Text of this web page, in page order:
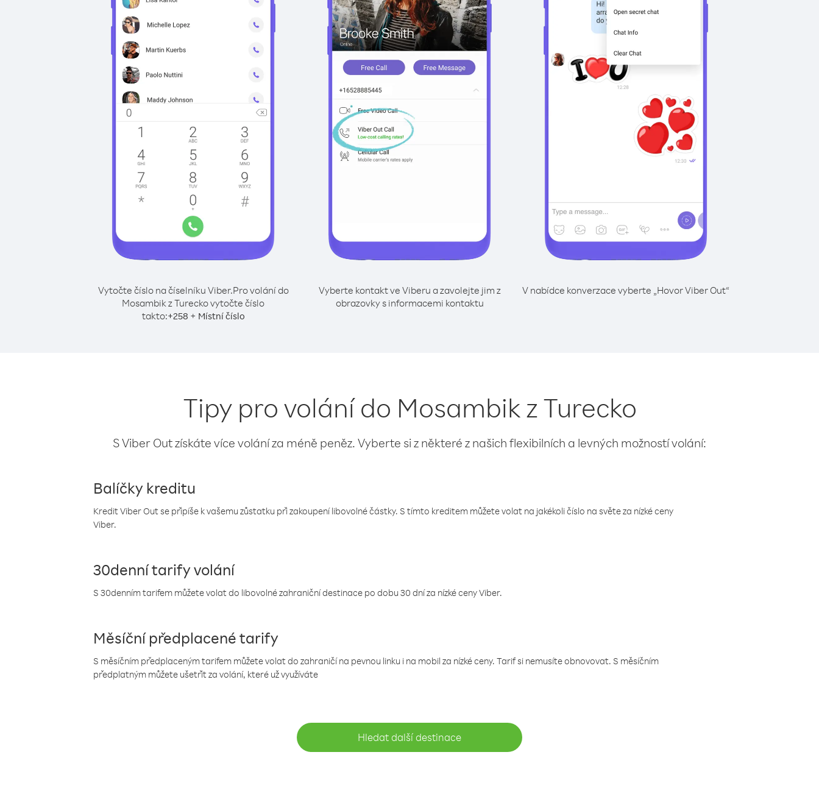
Vytočte číslo na číselníku Viber.Pro volání do
Mosambik z Turecko vytočte číslo
takto:+258 + Místní číslo
Vyberte kontakt ve Viberu a zavolejte jim z
obrazovky s informacemi kontaktu
V nabídce konverzace vyberte „Hovor Viber Out“
Tipy pro volání do Mosambik z Turecko
S Viber Out získáte více volání za méně peněz. Vyberte si z některé z našich flexibilních a levných možností volání:
Balíčky kreditu
Kredit Viber Out se připíše k vašemu zůstatku při zakoupení libovolné částky. S tímto kreditem můžete volat na jakékoli číslo na světe za nízké ceny
Viber.
30denní tarify volání
S 30denním tarifem můžete volat do libovolné zahraniční destinace po dobu 30 dní za nízké ceny Viber.
Měsíční předplacené tarify
S měsíčním předplaceným tarifem můžete volat do zahraničí na pevnou linku i na mobil za nízké ceny. Tarif si nemusíte obnovovat. S měsíčním
předplatným můžete ušetřit za volání, které už využíváte
Hledat další destinace